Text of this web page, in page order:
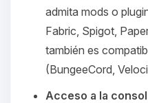
admita mods o
Fabric, Spigot,
también es
(BungeeCord,
Acceso a la